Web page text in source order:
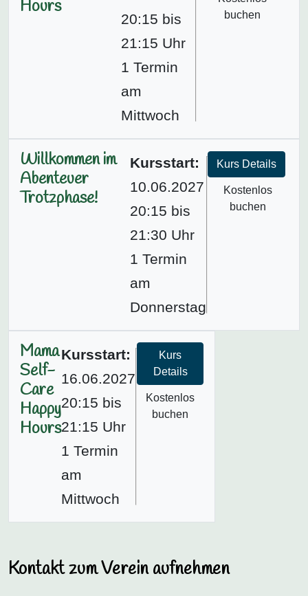
Hours
20:15 bis
21:15 Uhr
1 Termin
am
Mittwoch
buchen
Willkommen im
Abenteuer
Trotzphase!
Kursstart:
10.06.2027
20:15 bis
21:30 Uhr
1 Termin
am
Donnerstag
Kurs Details
Kostenlos
buchen
Mama
Self-
Care
Happy
Hours
Kursstart:
16.06.2027
20:15 bis
21:15 Uhr
1 Termin
am
Mittwoch
Kurs
Details
Kostenlos
buchen
Kontakt zum Verein aufnehmen